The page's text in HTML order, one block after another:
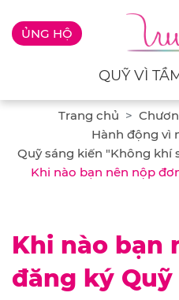
ỦNG HỘ
QUỸ VÌ
Trang chủ
Hành động vì
Quỹ sáng kiến "Không khí
Khi nào bạn nên nộp
Khi nào bạn
đăng ký Quỹ